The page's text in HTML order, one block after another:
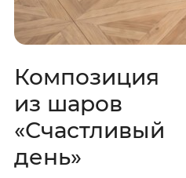
Композиция
из шаров
«Счастливый
день»